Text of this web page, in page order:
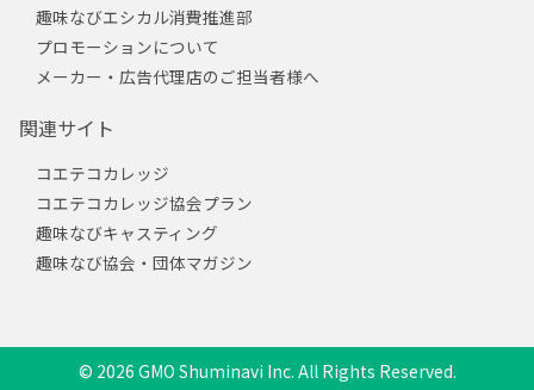
趣味なびエシカル消費推進部
プロモーションについて
メーカー・広告代理店のご担当者様へ
関連サイト
コエテコカレッジ
コエテコカレッジ協会プラン
趣味なびキャスティング
趣味なび協会・団体マガジン
© 2026 GMO Shuminavi Inc. All Rights Reserved.